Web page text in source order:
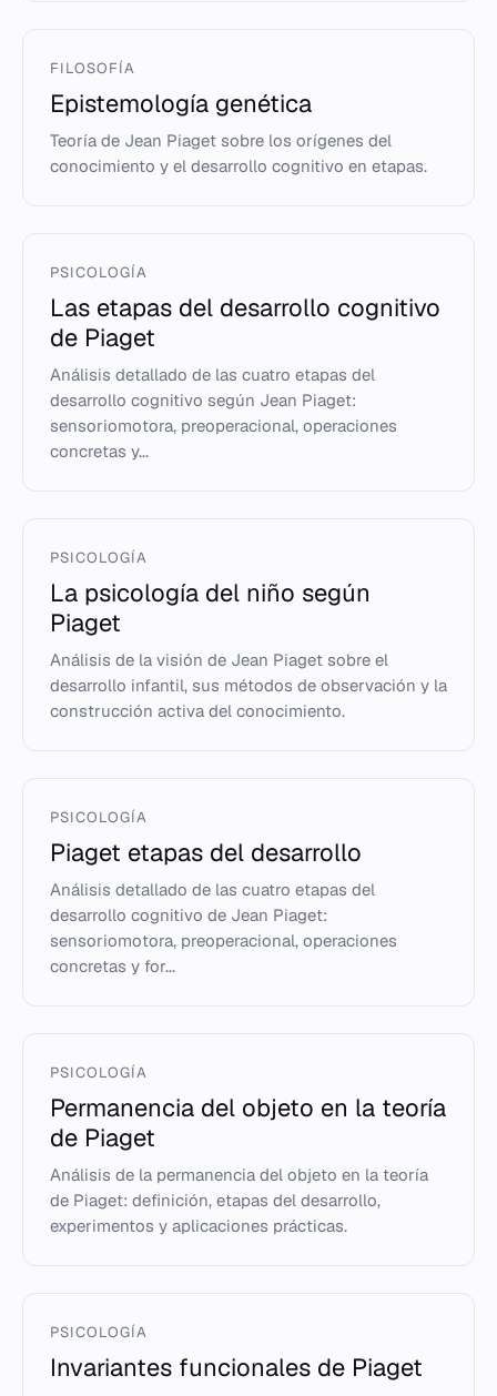
FILOSOFÍA
Epistemología genética
Teoría de Jean Piaget sobre los orígenes del
conocimiento y el desarrollo cognitivo en etapas.
PSICOLOGÍA
Las etapas del desarrollo cognitivo
de Piaget
Análisis detallado de las cuatro etapas del
desarrollo cognitivo según Jean Piaget:
sensoriomotora, preoperacional, operaciones
concretas y...
PSICOLOGÍA
La psicología del niño según
Piaget
Análisis de la visión de Jean Piaget sobre el
desarrollo infantil, sus métodos de observación y la
construcción activa del conocimiento.
PSICOLOGÍA
Piaget etapas del desarrollo
Análisis detallado de las cuatro etapas del
desarrollo cognitivo de Jean Piaget:
sensoriomotora, preoperacional, operaciones
concretas y for...
PSICOLOGÍA
Permanencia del objeto en la teoría
de Piaget
Análisis de la permanencia del objeto en la teoría
de Piaget: definición, etapas del desarrollo,
experimentos y aplicaciones prácticas.
PSICOLOGÍA
Invariantes funcionales de Piaget